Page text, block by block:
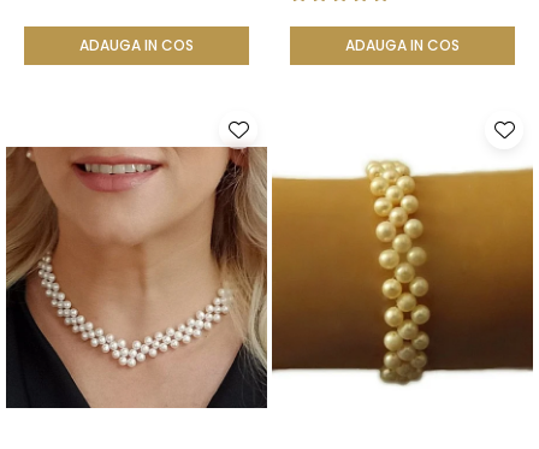
ADAUGA IN COS ADAUGA IN COS